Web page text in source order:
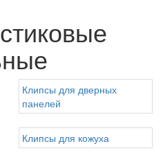
Клипсы для дверных
панелей
Клипсы для кожуха